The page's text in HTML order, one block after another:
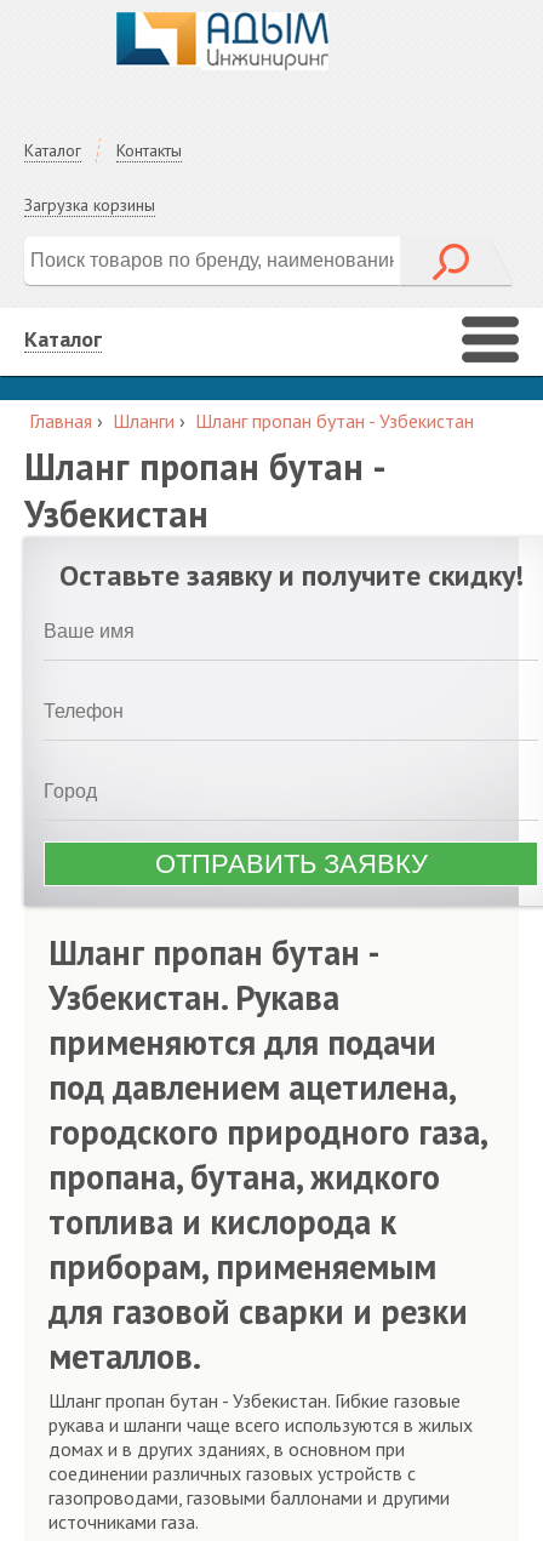
Каталог Контакты
Загрузка корзины
Каталог
Главная › Шланги › Шланг пропан бутан - Узбекистан
Шланг пропан бутан -
Узбекистан
Оставьте заявку и получите скидку!
Шланг пропан бутан -
Узбекистан. Рукава
применяются для подачи
под давлением ацетилена,
городского природного газа,
пропана, бутана, жидкого
топлива и кислорода к
приборам, применяемым
для газовой сварки и резки
металлов.
Шланг пропан бутан - Узбекистан. Гибкие газовые
рукава и шланги чаще всего используются в жилых
домах и в других зданиях, в основном при
соединении различных газовых устройств с
газопроводами, газовыми баллонами и другими
источниками газа.